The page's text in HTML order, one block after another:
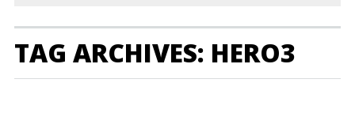
TAG ARCHIVES: HERO3